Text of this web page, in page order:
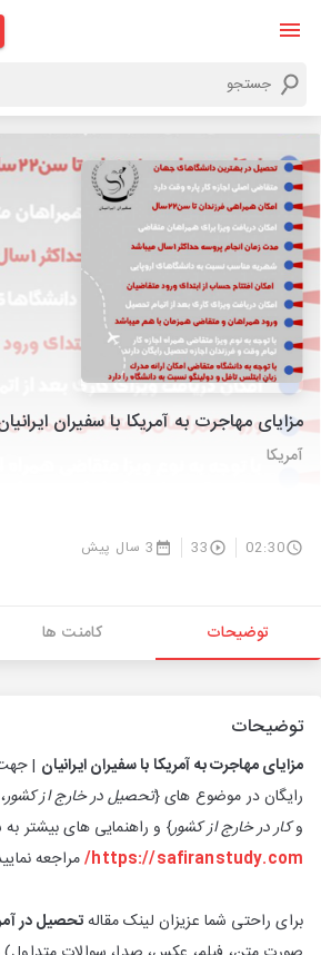
مزایای مهاجرت به آمریکا با سفیران
آمریکا
02:30
33 3 سال پیش
توضیحات کامنت ها
توضیحات
مزایای مهاجرت به آمریکا با سفیران ایرانیان |
رایگان در موضوع های {تحصیل در خارج از کشور
وکار در خارج از کشور} و راهنمایی های بیشتر
https://safiranstudy.com/ مراجعه
برای راحتی شما عزیزان لینک مقالهتحصیل در